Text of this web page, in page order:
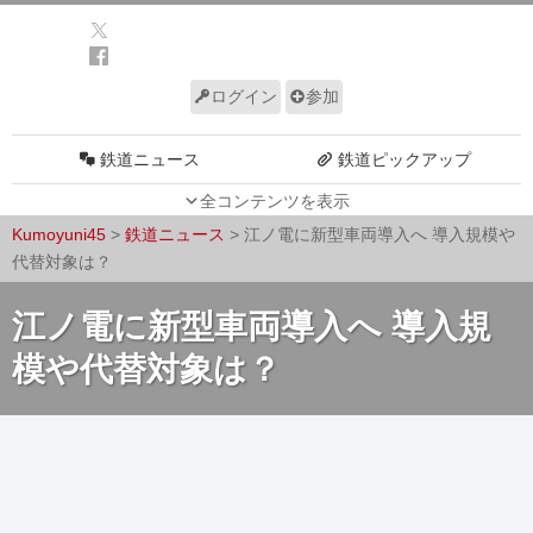
ログイン 参加
全コンテンツを表示
鉄道ニュース 鉄道ピックアップ
Kumoyuni45 > 鉄道ニュース > 江ノ電に新型車両導入へ 導入規模や
代替対象は？
江ノ電に新型車両導入へ 導入規
模や代替対象は？